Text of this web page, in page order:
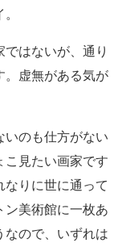
はないが、通り
。虚無がある気が
いのも仕方がない
こ見たい画家です
なりに世に通って
ン美術館に一枚あ
なので、いずれは